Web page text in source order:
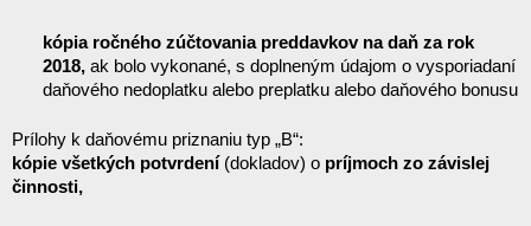
kópia ročného zúčtovania preddavkov na daň za rok
2018, ak bolo vykonané, s doplneným údajom o vysporiadaní
daňového nedoplatku alebo preplatku alebo daňového bonusu
Prílohy k daňovému priznaniu typ „B“:
kópie všetkých potvrdení (dokladov) o príjmoch zo závislej
činnosti,